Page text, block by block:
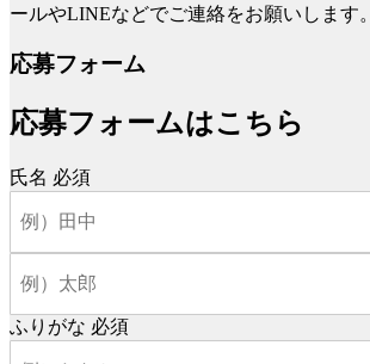
ールやLINEなどでご連絡をお願いします。
応募フォーム
応募フォームはこちら
氏名 必須
ふりがな 必須